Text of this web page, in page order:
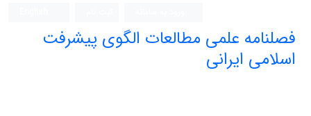
فصلنامه علمی مطالعات الگوی پیشرفت
اسلامی ایرانی